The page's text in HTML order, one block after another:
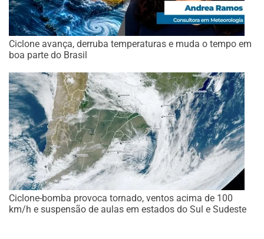
Ciclone avança, derruba temperaturas e muda o tempo em
boa parte do Brasil
Ciclone-bomba provoca tornado, ventos acima de 100
km/h e suspensão de aulas em estados do Sul e Sudeste